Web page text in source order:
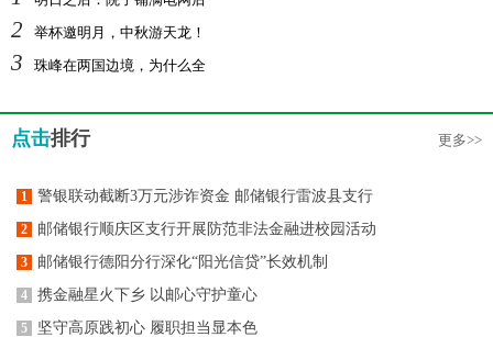
2 举杯邀明月，中秋游天龙！
3 珠峰在两国边境，为什么全
点击排行 更多>>
1 警银联动截断3万元涉诈资金 邮储银行雷波县支行
2 邮储银行顺庆区支行开展防范非法金融进校园活动
3 邮储银行德阳分行深化“阳光信贷”长效机制
4 携金融星火下乡 以邮心守护童心
5 坚守高原践初心 履职担当显本色